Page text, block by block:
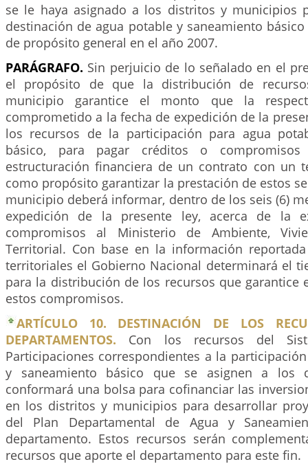
se le haya asignado a los distritos y municipios
destinación de agua potable y saneamiento
de propósito general en el año 2007.
PARÁGRAFO. Sin perjuicio de lo señalado en el
el propósito de que la distribución de
municipio garantice el monto que la
comprometido a la fecha de expedición de la
los recursos de la participación para agua
básico, para pagar créditos o
estructuración financiera de un contrato con un
como propósito garantizar la prestación de estos
municipio deberá informar, dentro de los seis (6)
expedición de la presente ley, acerca de la
compromisos al Ministerio de Ambiente,
Territorial. Con base en la información
territoriales el Gobierno Nacional determinará el
para la distribución de los recursos que garantice
estos compromisos.
ARTÍCULO 10. DESTINACIÓN DE LOS
DEPARTAMENTOS. Con los recursos del
Participaciones correspondientes a la
y saneamiento básico que se asignen a los
conformará una bolsa para cofinanciar las
en los distritos y municipios para desarrollar
del Plan Departamental de Agua y
departamento. Estos recursos serán
recursos que aporte el departamento para este fin.